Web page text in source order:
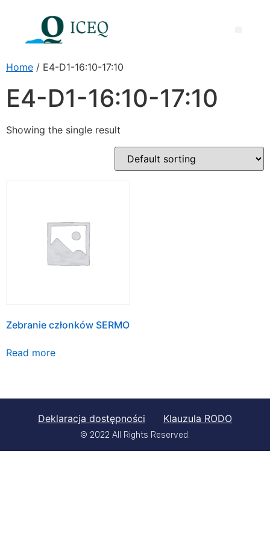
Home / E4-D1-16:10-17:10
E4-D1-16:10-17:10
Showing the single result
Zebranie członków SERMO
Read more
Deklaracja dostępności Klauzula RODO
© 2022 All Rights Reserved.